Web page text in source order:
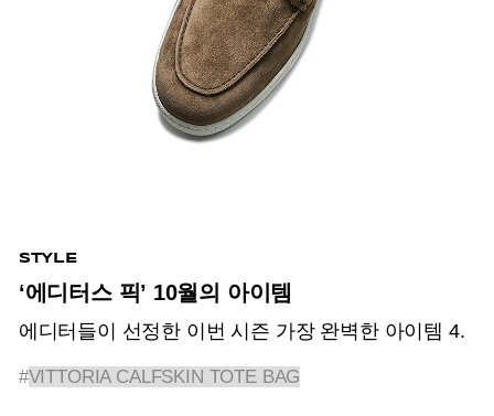
STYLE
‘에디터스 픽’ 10월의 아이템
에디터들이 선정한 이번 시즌 가장 완벽한 아이템 4.
#VITTORIA CALFSKIN TOTE BAG